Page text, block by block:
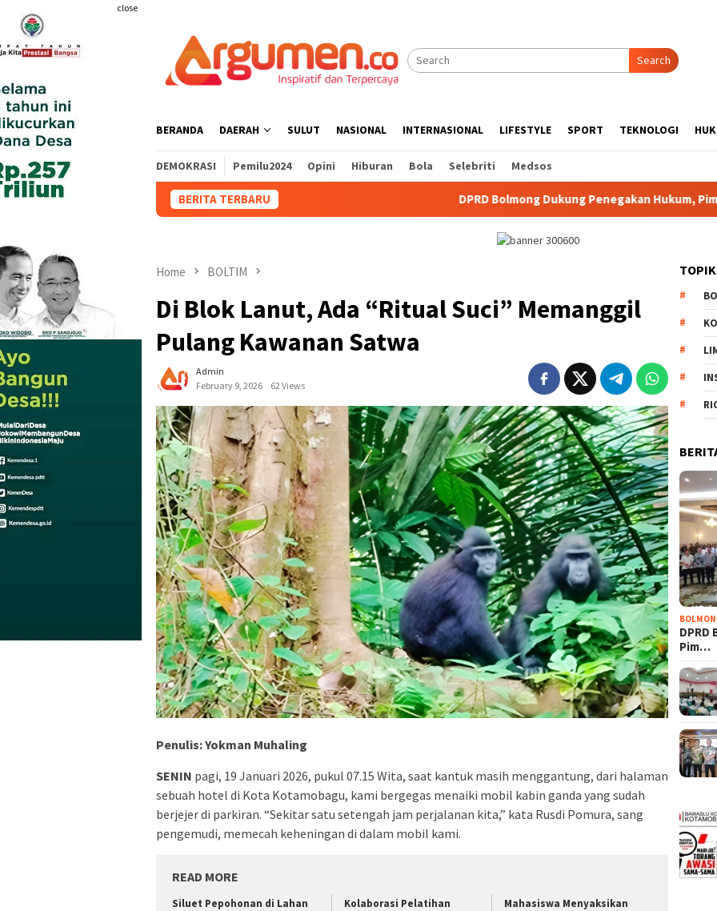
content
close
Search
BERANDA DAERAH SULUT NASIONAL INTERNASIONAL LIFESTYLE SPORT TEKNOLOGI
DEMOKRASI Pemilu2024 Opini Hiburan Bola Selebriti Medsos
BERITA TERBARU DPRD Bolmong Dukung Penegakan Hukum, Pimpinan Hadiri Seminar
Home BOLTIM
Di Blok Lanut, Ada “Ritual Suci” Memanggil
Pulang Kawanan Satwa
Admin
February 9, 2026
62 Views
Penulis: Yokman Muhaling
SENIN pagi, 19 Januari 2026, pukul 07.15 Wita, saat kantuk masih menggantung, dari halaman
sebuah hotel di Kota Kotamobagu, kami bergegas menaiki mobil kabin ganda yang sudah
berjejer di parkiran. “Sekitar satu setengah jam perjalanan kita,” kata Rusdi Pomura, sang
pengemudi, memecah keheningan di dalam mobil kami.
READ MORE
Siluet Pepohonan di Lahan
Kolaborasi Pelatihan
Mahasiswa Menyaksikan
Pim…